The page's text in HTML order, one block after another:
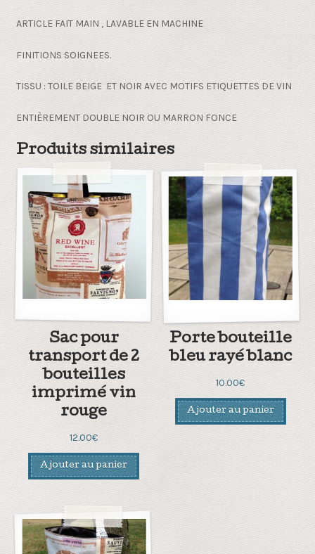
ARTICLE FAIT MAIN , LAVABLE EN MACHINE
FINITIONS SOIGNEES.
TISSU : TOILE BEIGE ET NOIR AVEC MOTIFS ETIQUETTES DE VIN
ENTIÈREMENT DOUBLE NOIR OU MARRON FONCE
Produits similaires
Sac pour
transport de 2
bouteilles
imprimé vin
rouge
12.00€
Ajouter au panier
Porte bouteille
bleu rayé blanc
10.00€
Ajouter au panier